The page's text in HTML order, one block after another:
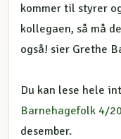
kommer til styrer
kollegaen, så må
også! sier Grethe
Du kan lese hele
Barnehagefolk 4/
desember.